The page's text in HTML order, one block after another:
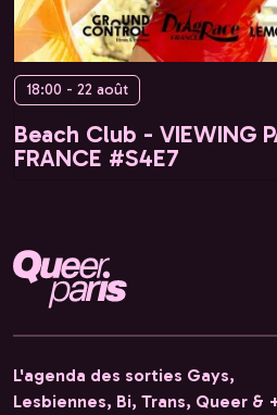
18:00 - 22 août
Beach Club - VIEWING
FRANCE #S4E7
L'agenda des sorties Gays,
Lesbiennes, Bi, Trans, Queer &